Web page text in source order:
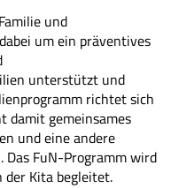
und
um ein präventives
unterstützt und
richtet sich
damit gemeinsames
und eine andere
FuN-Programm wird
der Kita begleitet.